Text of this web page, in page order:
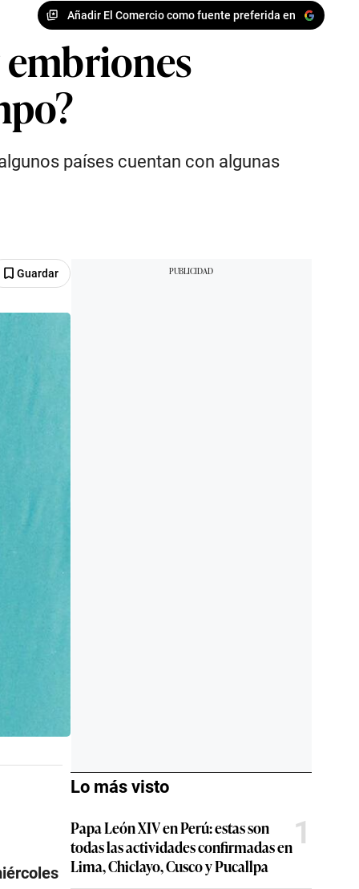
Añadir El Comercio como fuente preferida en
países cuentan con algunas
Guardar
Lo más visto
Papa León XIV en Perú: estas son
todas las actividades confirmadas en
Lima, Chiclayo, Cusco y Pucallpa
1